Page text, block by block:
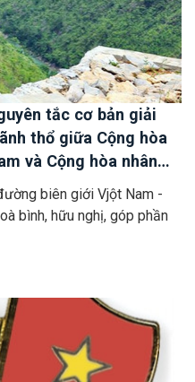
tắc cơ bản giải
thổ giữa Cộng hòa
và Cộng hòa nhân
biên giới Vjột Nam -
bình, hữu nghị, góp phần